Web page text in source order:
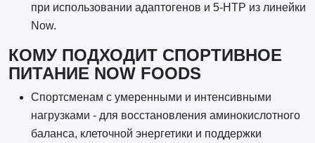
при использовании адаптогенов и 5-HTP из линейки
Now.
КОМУ ПОДХОДИТ СПОРТИВНОЕ
ПИТАНИЕ NOW FOODS
Спортсменам с умеренными и интенсивными
нагрузками - для восстановления аминокислотного
баланса, клеточной энергетики и поддержки